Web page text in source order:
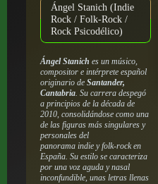
Ángel Stanich (Indie
Rock / Folk-Rock /
Rock Psicodélico)
Ángel Stanich es un músico,
compositor e intérprete español
originario de Santander,
Cantabria. Su carrera despegó
a principios de la década de
2010, consolidándose como una
de las figuras más singulares y
personales del
panorama indieyfolk-rocken
España. Su estilo se caracteriza
por una voz aguda y nasal
inconfundible, unas letras llenas